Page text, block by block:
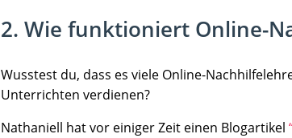
2. Wie funktioniert Online-
Wusstest du, dass es viele Online-
Unterrichten verdienen?
Nathaniell hat vor einiger Zeit einen Blogartikel